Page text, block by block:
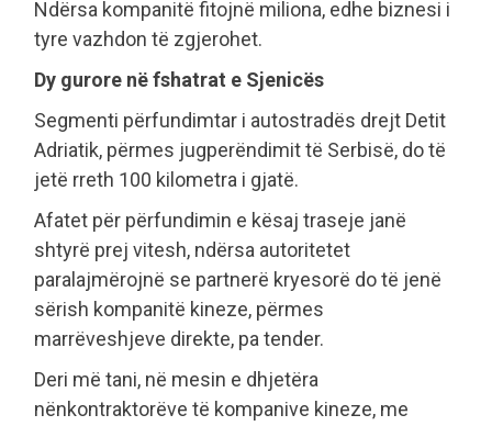
Ndërsa kompanitë fitojnë miliona, edhe biznesi i
tyre vazhdon të zgjerohet.
Dy gurore në fshatrat e Sjenicës
Segmenti përfundimtar i autostradës drejt Detit
Adriatik, përmes jugperëndimit të Serbisë, do të
jetë rreth 100 kilometra i gjatë.
Afatet për përfundimin e kësaj traseje janë
shtyrë prej vitesh, ndërsa autoritetet
paralajmërojnë se partnerë kryesorë do të jenë
sërish kompanitë kineze, përmes
marrëveshjeve direkte, pa tender.
Deri më tani, në mesin e dhjetëra
nënkontraktorëve të kompanive kineze, me